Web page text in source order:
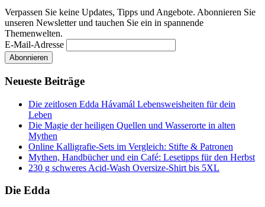
Verpassen Sie keine Updates, Tipps und Angebote. Abonnieren Sie
unseren Newsletter und tauchen Sie ein in spannende
Themenwelten.
E-Mail-Adresse
Neueste Beiträge
Die zeitlosen Edda Hávamál Lebensweisheiten für dein
Leben
Die Magie der heiligen Quellen und Wasserorte in alten
Mythen
Online Kalligrafie‑Sets im Vergleich: Stifte & Patronen
Mythen, Handbücher und ein Café: Lesetipps für den Herbst
230 g schweres Acid-Wash Oversize-Shirt bis 5XL
Die Edda